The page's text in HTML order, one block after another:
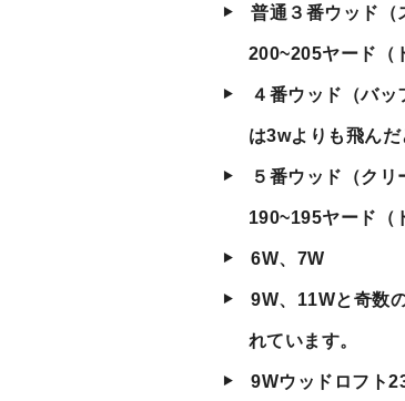
普通３番ウッド（
200~205ヤード（
４番ウッド（バ
は3wよりも飛んだ
５番ウッド（ク
190~195ヤード（
6W、7W
9W、11Wと奇数
れています。
9Wウッドロフト